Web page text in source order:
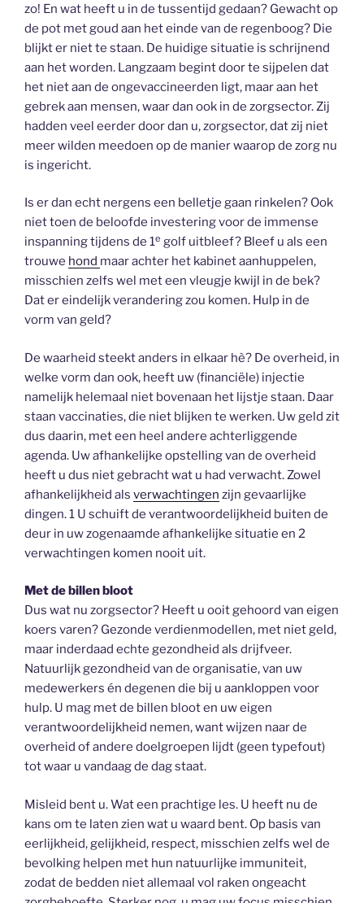
zo! En wat heeft u in de tussentijd gedaan? Gewacht op
de pot met goud aan het einde van de regenboog? Die
blijkt er niet te staan. De huidige situatie is schrijnend
aan het worden. Langzaam begint door te sijpelen dat
het niet aan de ongevaccineerden ligt, maar aan het
gebrek aan mensen, waar dan ook in de zorgsector. Zij
hadden veel eerder door dan u, zorgsector, dat zij niet
meer wilden meedoen op de manier waarop de zorg nu
is ingericht.
Is er dan echt nergens een belletje gaan rinkelen? Ook
niet toen de beloofde investering voor de immense
inspanning tijdens de 1e golf uitbleef? Bleef u als een
trouwe hond maar achter het kabinet aanhuppelen,
misschien zelfs wel met een vleugje kwijl in de bek?
Dat er eindelijk verandering zou komen. Hulp in de
vorm van geld?
De waarheid steekt anders in elkaar hè? De overheid, in
welke vorm dan ook, heeft uw (financiële) injectie
namelijk helemaal niet bovenaan het lijstje staan. Daar
staan vaccinaties, die niet blijken te werken. Uw geld zit
dus daarin, met een heel andere achterliggende
agenda. Uw afhankelijke opstelling van de overheid
heeft u dus niet gebracht wat u had verwacht. Zowel
afhankelijkheid als verwachtingen zijn gevaarlijke
dingen. 1 U schuift de verantwoordelijkheid buiten de
deur in uw zogenaamde afhankelijke situatie en 2
verwachtingen komen nooit uit.
Met de billen bloot
Dus wat nu zorgsector? Heeft u ooit gehoord van eigen
koers varen? Gezonde verdienmodellen, met niet geld,
maar inderdaad echte gezondheid als drijfveer.
Natuurlijk gezondheid van de organisatie, van uw
medewerkers én degenen die bij u aankloppen voor
hulp. U mag met de billen bloot en uw eigen
verantwoordelijkheid nemen, want wijzen naar de
overheid of andere doelgroepen lijdt (geen typefout)
tot waar u vandaag de dag staat.
Misleid bent u. Wat een prachtige les. U heeft nu de
kans om te laten zien wat u waard bent. Op basis van
eerlijkheid, gelijkheid, respect, misschien zelfs wel de
bevolking helpen met hun natuurlijke immuniteit,
zodat de bedden niet allemaal vol raken ongeacht